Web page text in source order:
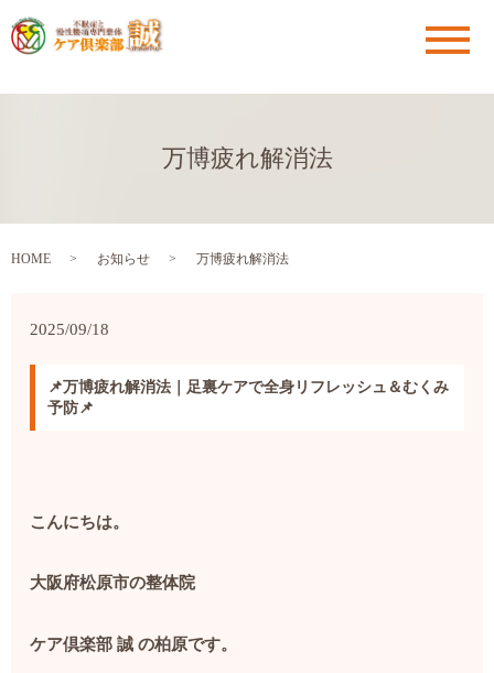
メ
万博疲れ解消法
HOME お知らせ 万博疲れ解消法
2025/09/18
📌万博疲れ解消法｜足裏ケアで全身リフレッシュ＆むくみ
予防📌
こんにちは。
大阪府松原市の整体院
ケア倶楽部 誠 の柏原です。